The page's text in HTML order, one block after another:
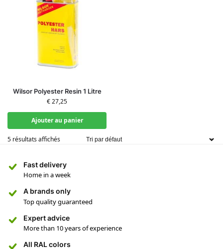
Wilsor Polyester Resin 1 Litre
€27,25
Ajouter au panier
5 résultats affichés
Fast delivery
Home in a week
A brands only
Top quality guaranteed
Expert advice
More than 10 years of experience
All RAL colors